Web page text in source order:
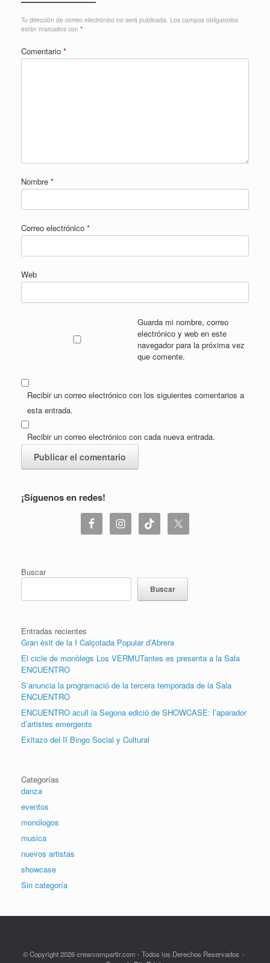
Tu dirección de correo electrónico no será publicada. Los campos obligatorios
están marcados con *
Comentario *
Nombre *
Correo electrónico *
Web
Guarda mi nombre, correo
electrónico y web en este
navegador para la próxima vez
que comente.
Recibir un correo electrónico con los siguientes comentarios a
esta entrada.
Recibir un correo electrónico con cada nueva entrada.
¡Síguenos en redes!
Buscar
Buscar
Entradas recientes
Gran èxit de la I Calçotada Popular d’Abrera
El cicle de monòlegs Los VERMUTantes es presenta a la Sala
ENCUENTRO
S’anuncia la programació de la tercera temporada de la Sala
ENCUENTRO
ENCUENTRO acull la Segona edició de SHOWCASE: l’aparador
d’artistes emergents
Exitazo del II Bingo Social y Cultural
Categorías
danza
eventos
monólogos
musica
nuevos artistas
showcase
Sin categoría
© Copyright 2026 crearcompartir.com - Todos los Derechos Reservados